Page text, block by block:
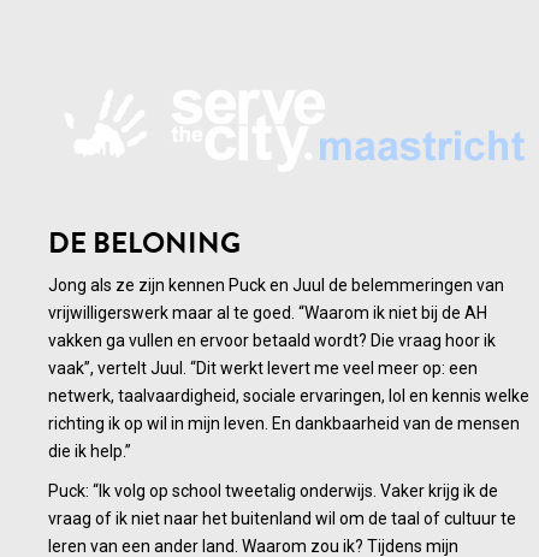
DE BELONING
Jong als ze zijn kennen Puck en Juul de belemmeringen van
vrijwilligerswerk maar al te goed. “Waarom ik niet bij de AH
vakken ga vullen en ervoor betaald wordt? Die vraag hoor ik
vaak”, vertelt Juul. “Dit werkt levert me veel meer op: een
netwerk, taalvaardigheid, sociale ervaringen, lol en kennis welke
richting ik op wil in mijn leven. En dankbaarheid van de mensen
die ik help.”
Puck: “Ik volg op school tweetalig onderwijs. Vaker krijg ik de
vraag of ik niet naar het buitenland wil om de taal of cultuur te
leren van een ander land. Waarom zou ik? Tijdens mijn